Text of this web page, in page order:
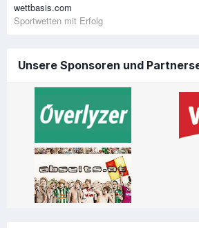
wettbasis.com
Sportwetten mit Erfolg
Unsere Sponsoren und